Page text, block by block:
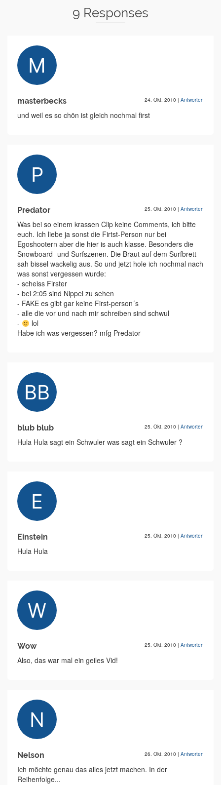
9 Responses
masterbecks 24. Okt. 2010 | Antworten
und weil es so chön ist gleich nochmal first
Predator 25. Okt. 2010 | Antworten
Was bei so einem krassen Clip keine Comments, ich bitte
euch. Ich liebe ja sonst die Firtst-Person nur bei
Egoshootern aber die hier is auch klasse. Besonders die
Snowboard- und Surfszenen. Die Braut auf dem Surfbrett
sah bissel wackelig aus. So und jetzt hole ich nochmal nach
was sonst vergessen wurde:
- scheiss Firster
- bei 2:05 sind Nippel zu sehen
- FAKE es gibt gar keine First-person´s
- alle die vor und nach mir schreiben sind schwul
-
lol
Habe ich was vergessen? mfg Predator
blub blub 25. Okt. 2010 | Antworten
Hula Hula sagt ein Schwuler was sagt ein Schwuler ?
Einstein 25. Okt. 2010 | Antworten
Hula Hula
Wow 25. Okt. 2010 | Antworten
Also, das war mal ein geiles Vid!
Nelson 26. Okt. 2010 | Antworten
Ich möchte genau das alles jetzt machen. In der
Reihenfolge...